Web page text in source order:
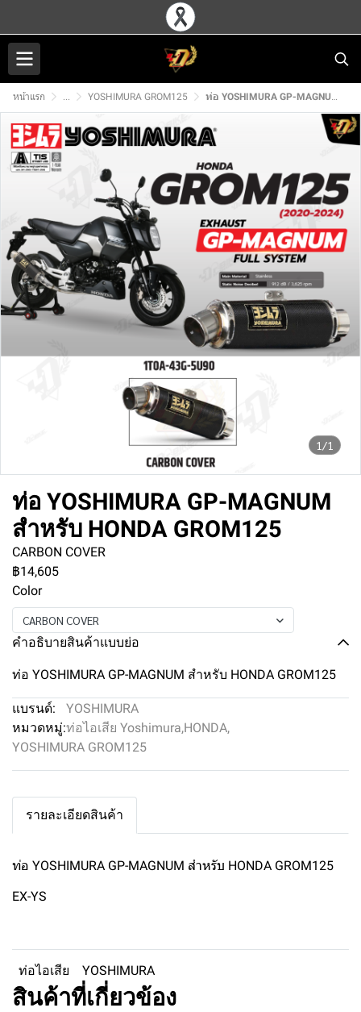
หน้าแรก ... YOSHIMURA GROM125 ท่อ YOSHIMURA GP-MAGNUM สำหรับ HONDA GROM125
1/1
ท่อ YOSHIMURA GP-MAGNUM
สำหรับ HONDA GROM125
CARBON COVER
฿14,605
Color
CARBON COVER
คำอธิบายสินค้าแบบย่อ
ท่อ YOSHIMURA GP-MAGNUM สำหรับ HONDA GROM125
แบรนด์:
YOSHIMURA
หมวดหมู่:ท่อไอเสีย Yoshimura,HONDA,
YOSHIMURA GROM125
รายละเอียดสินค้า
ท่อ YOSHIMURA GP-MAGNUM สำหรับ HONDA GROM125
EX-YS
ท่อไอเสีย YOSHIMURA
สินค้าที่เกี่ยวข้อง